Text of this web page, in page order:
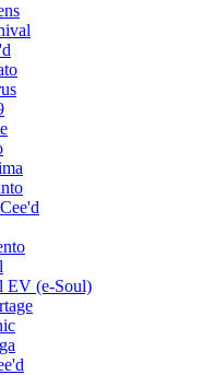
EV (e-Soul)